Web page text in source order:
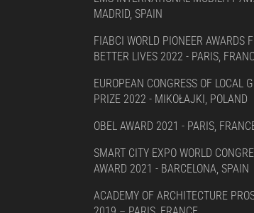
MADRID, SPAIN
FIABCI WORLD PIONEER AWARDS
BETTER LIVES 2022 - PARIS,
EUROPEAN CONGRESS OF LOCAL
PRIZE 2022 - MIKOŁAJKI, POLAND
OBEL AWARD 2021 - PARIS,
SMART CITY EXPO WORLD
AWARD 2021 - BARCELONA, SPAIN
ACADEMY OF ARCHITECTURE